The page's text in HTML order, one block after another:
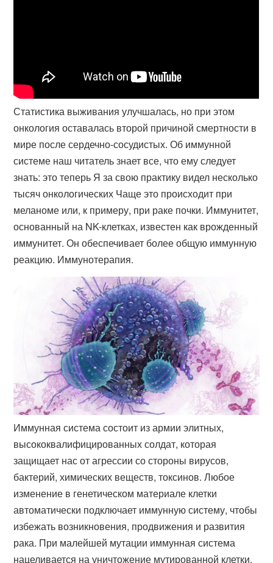
Статистика выживания улучшалась, но при этом
онкология оставалась второй причиной смертности в
мире после сердечно-сосудистых. Об иммунной
системе наш читатель знает все, что ему следует
знать: это теперь Я за свою практику видел несколько
тысяч онкологических Чаще это происходит при
меланоме или, к примеру, при раке почки. Иммунитет,
основанный на NK-клетках, известен как врожденный
иммунитет. Он обеспечивает более общую иммунную
реакцию. Иммунотерапия.
Иммунная система состоит из армии элитных,
высококвалифицированных солдат, которая
защищает нас от агрессии со стороны вирусов,
бактерий, химических веществ, токсинов. Любое
изменение в генетическом материале клетки
автоматически подключает иммунную систему, чтобы
избежать возникновения, продвижения и развития
рака. При малейшей мутации иммунная система
нацеливается на уничтожение мутированной клетки.